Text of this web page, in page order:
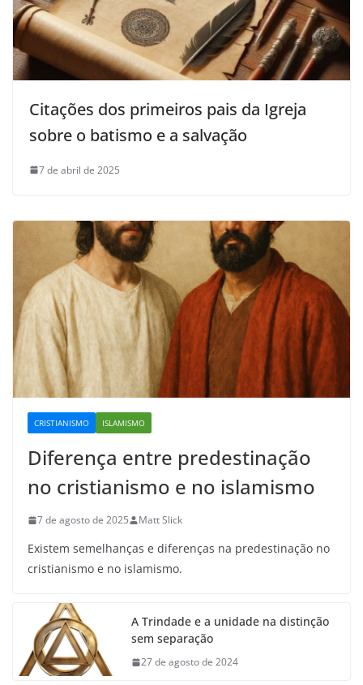
Citações dos primeiros pais da Igreja
sobre o batismo e a salvação
7 de abril de 2025
CRISTIANISMO ISLAMISMO
Diferença entre predestinação
no cristianismo e no islamismo
7 de agosto de 2025 Matt Slick
Existem semelhanças e diferenças na predestinação no
cristianismo e no islamismo.
A Trindade e a unidade na distinção
sem separação
27 de agosto de 2024